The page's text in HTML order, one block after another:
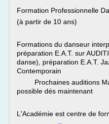
Formation Professionnelle
(à partir de 10 ans)
Formations du danseur
préparation E.A.T. sur
danse), préparation E.A.T.
Contemporain
Prochaines auditions
possible dés maintenant
L'Académie est centre de